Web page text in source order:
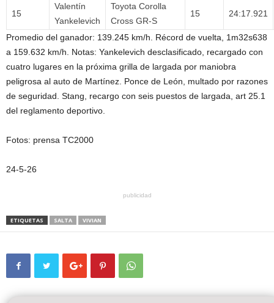
15
Valentín
Yankelevich
Toyota Corolla
Cross GR-S
15 24:17.921
Promedio del ganador: 139.245 km/h. Récord de vuelta, 1m32s638
a 159.632 km/h. Notas: Yankelevich desclasificado, recargado con
cuatro lugares en la próxima grilla de largada por maniobra
peligrosa al auto de Martínez. Ponce de León, multado por razones
de seguridad. Stang, recargo con seis puestos de largada, art 25.1
del reglamento deportivo.
Fotos: prensa TC2000
24-5-26
publicidad
ETIQUETAS SALTA VIVIAN